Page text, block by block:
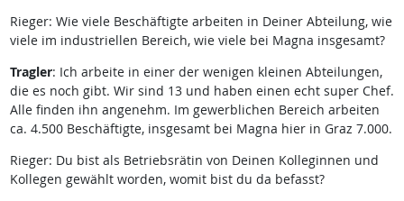
Rieger: Wie viele Beschäftigte arbeiten in Deiner Abteilung, wie
viele im industriellen Bereich, wie viele bei Magna insgesamt?
Tragler: Ich arbeite in einer der wenigen kleinen Abteilungen,
die es noch gibt. Wir sind 13 und haben einen echt super Chef.
Alle finden ihn angenehm. Im gewerblichen Bereich arbeiten
ca. 4.500 Beschäftigte, insgesamt bei Magna hier in Graz 7.000.
Rieger: Du bist als Betriebsrätin von Deinen Kolleginnen und
Kollegen gewählt worden, womit bist du da befasst?